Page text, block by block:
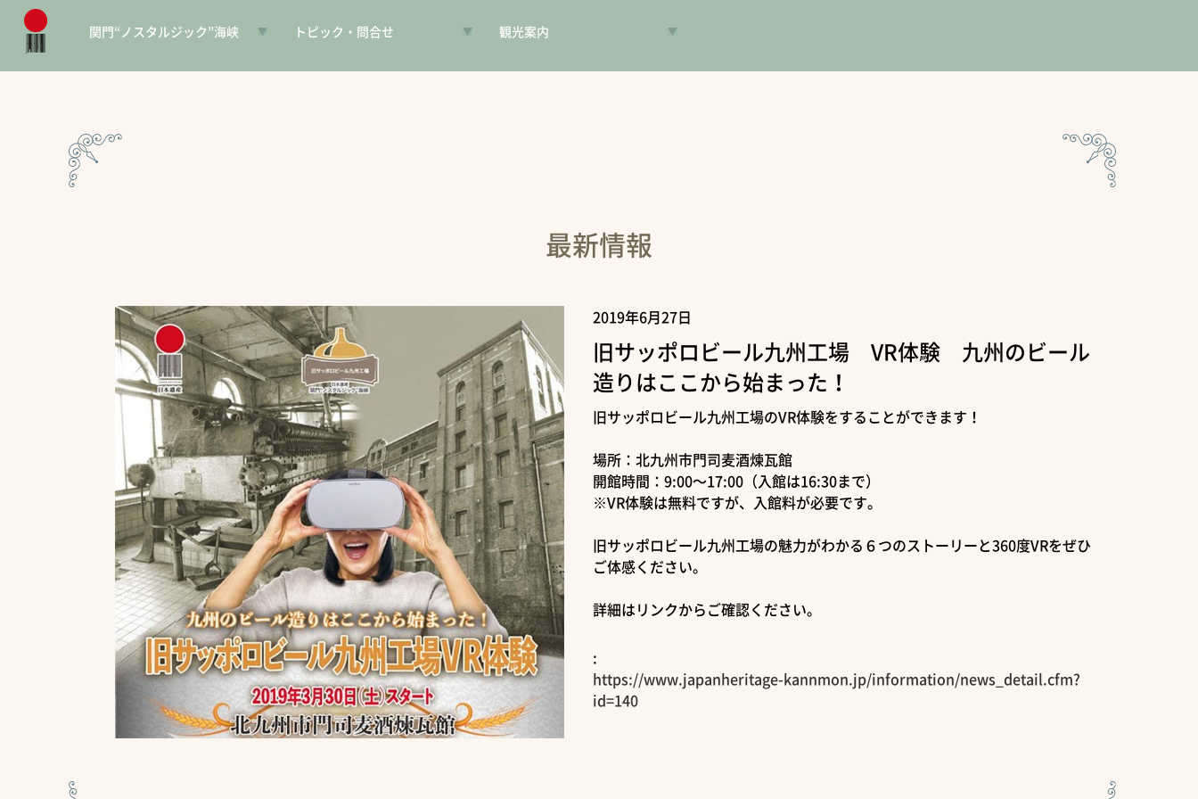
関門“ノスタルジック”海峡
日本遺産とは
トピック・問合せ
お知らせ
観光案内
VR昔旅
最新情報
2019年6月27日
旧サッポロビール九州工場 VR体験 九州のビール
造りはここから始まった！
旧サッポロビール九州工場のVR体験をすることができます！
場所：北九州市門司麦酒煉瓦館
開館時間：9:00～17:00（入館は16:30まで）
※VR体験は無料ですが、入館料が必要です。
旧サッポロビール九州工場の魅力がわかる６つのストーリーと360度VRをぜひ
ご体感ください。
詳細はリンクからご確認ください。
:
https://www.japanheritage-kannmon.jp/information/news_detail.cfm?
id=140